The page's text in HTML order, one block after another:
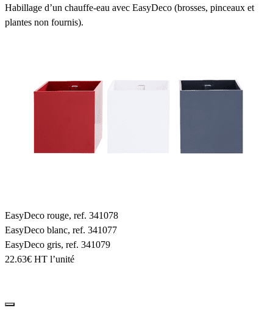
Habillage d’un chauffe-eau avec EasyDeco (brosses, pinceaux et
plantes non fournis).
EasyDeco rouge, ref. 341078
EasyDeco blanc, ref. 341077
EasyDeco gris, ref. 341079
22.63€ HT l’unité